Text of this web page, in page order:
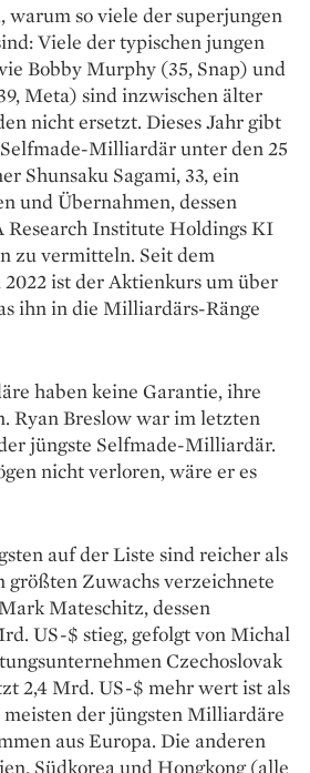
so viele der superjungen
Viele der typischen jungen
Bobby Murphy (35, Snap) und
Meta) sind inzwischen älter
nicht ersetzt. Dieses Jahr gibt
Milliardär unter den 25
Shunsaku Sagami, 33, ein
und Übernahmen, dessen
Institute Holdings KI
zu vermitteln. Seit dem
ist der Aktienkurs um über
ihn in die Milliardärs-Ränge
haben keine Garantie, ihre
Ryan Breslow war im letzten
jüngste Selfmade-Milliardär.
nicht verloren, wäre er es
auf der Liste sind reicher als
größten Zuwachs verzeichnete
Mateschitz, dessen
US-$ stieg, gefolgt von Michal
Czechoslovak
2,4 Mrd. US-$ mehr wert ist als
der jüngsten Milliardäre
aus Europa. Die anderen
Südkorea und Hongkong (alle